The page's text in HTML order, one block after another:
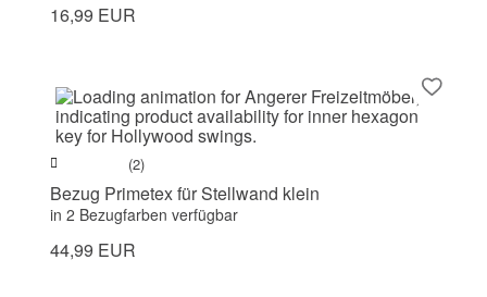
16,99 EUR
(2)
Bezug Primetex für Stellwand klein
in 2 Bezugfarben verfügbar
44,99 EUR